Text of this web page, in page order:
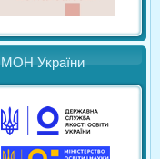
МОН України